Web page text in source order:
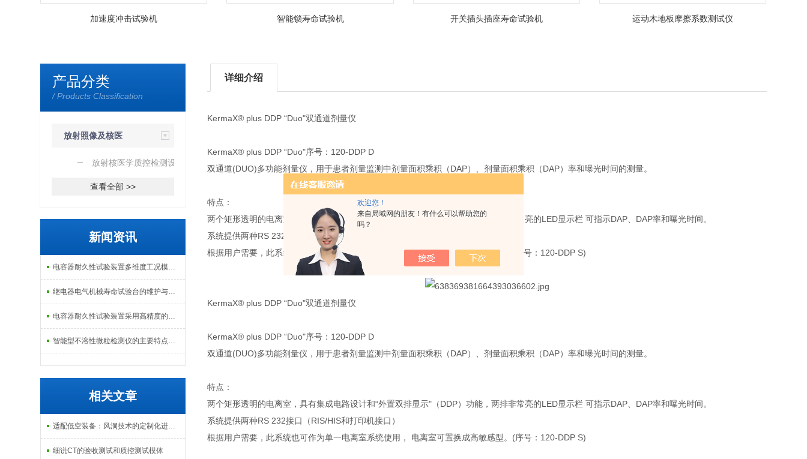
欢迎您！
来自局域网的朋友！有什么可以帮助您的
吗？
加速度冲击试验机 智能锁寿命试验机 开关插头插座寿命试验机 运动木地板摩擦系数测试仪
产品分类
/ Products Classification
放射照像及核医
学质控检测放射核医学质控检测设备
查看全部 >>
新闻资讯
电容器耐久性试验装置多维度工况模拟子系统分享
继电器电气机械寿命试验台的维护与校准方式
电容器耐久性试验装置采用高精度的温度控制系统
智能型不溶性微粒检测仪的主要特点及基本工作流程介绍
相关文章
适配低空装备：风洞技术的定制化进化之路
细说CT的验收测试和质控测试模体
详细介绍
KermaX® plus DDP “Duo"双通道剂量仪
KermaX® plus DDP “Duo"序号：120-DDP D
双通道(DUO)多功能剂量仪，用于患者剂量监测中剂量面积乘积（DAP）、剂量面积乘积（DAP）率和曝光时间的测量。
特点：
两个矩形透明的电离室，具有集成电路设计和“外置双排显示"（DDP）功能，两排非常亮的LED显示栏 可指示DAP、DAP率和曝光时间。
系统提供两种RS 232接口（RIS/HIS和打印机接口）
根据用户需要，此系统也可作为单一电离室系统使用， 电离室可置换成高敏感型。(序号：120-DDP S)
KermaX® plus DDP “Duo"双通道剂量仪
KermaX® plus DDP “Duo"序号：120-DDP D
双通道(DUO)多功能剂量仪，用于患者剂量监测中剂量面积乘积（DAP）、剂量面积乘积（DAP）率和曝光时间的测量。
特点：
两个矩形透明的电离室，具有集成电路设计和“外置双排显示"（DDP）功能，两排非常亮的LED显示栏 可指示DAP、DAP率和曝光时间。
系统提供两种RS 232接口（RIS/HIS和打印机接口）
根据用户需要，此系统也可作为单一电离室系统使用， 电离室可置换成高敏感型。(序号：120-DDP S)